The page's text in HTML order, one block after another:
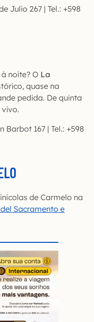
Julio 267 | Tel.: +598
noite? O La
quase na
pedida. De quinta
Barbot 167 | Tel.: +598
de Carmelo na
Sacramento e